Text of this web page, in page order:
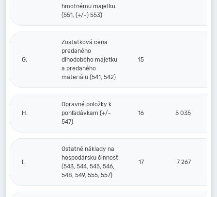
hmotnému majetku
(551, (+/-) 553)
G.
Zostatková cena
predaného
dlhodobého majetku
a predaného
materiálu (541, 542)
15
H.
Opravné položky k
pohľadávkam (+/-
547)
16 5 035
I.
Ostatné náklady na
hospodársku činnosť
(543, 544, 545, 546,
548, 549, 555, 557)
17 7 267